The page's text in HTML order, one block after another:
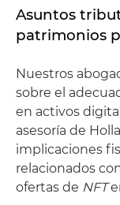
Asuntos
patrimonios
Nuestros
sobre el
en activos
asesoría de
implicaciones
relacionados
ofertas de NFT